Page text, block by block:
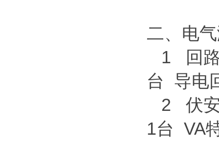
二、电
1 回
台 导电
2
1台 VA